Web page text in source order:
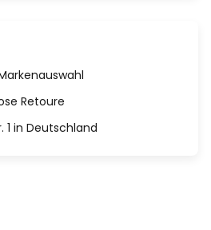
Retoure
1 in Deutschland